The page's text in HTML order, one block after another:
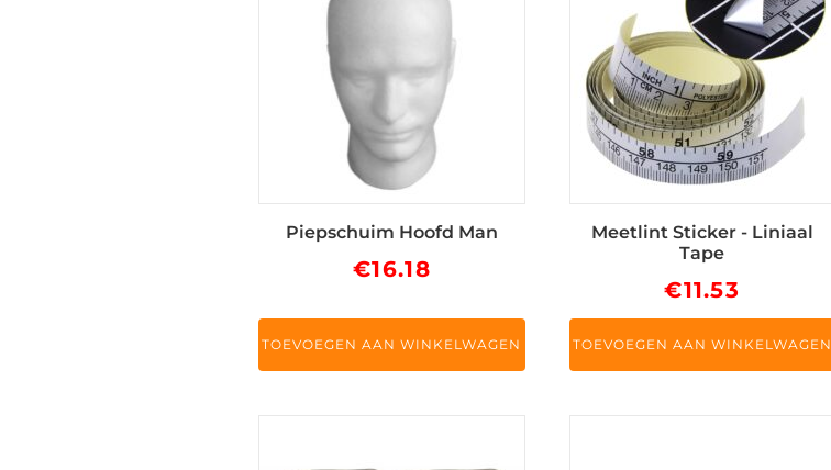
Piepschuim Hoofd Man
€16.18
TOEVOEGEN AAN WINKELWAGEN
Meetlint Sticker - Liniaal
Tape
€11.53
TOEVOEGEN AAN WINKELWAGEN